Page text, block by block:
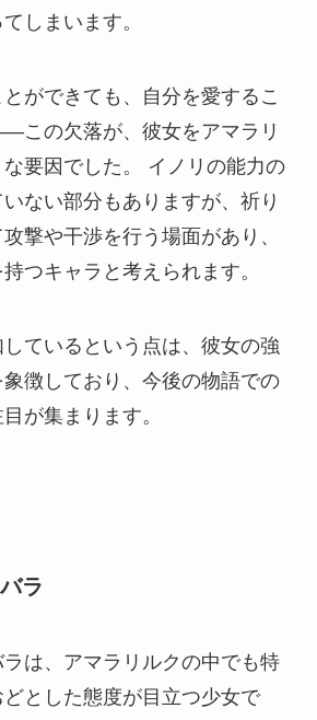
しまいます。
とができても、自分を愛するこ
この欠落が、彼女をアマラリ
要因でした。 イノリの能力の
ない部分もありますが、祈り
撃や干渉を行う場面があり、
つキャラと考えられます。
ているという点は、彼女の強
徴しており、今後の物語での
が集まります。
ラ
は、アマラリルクの中でも特
とした態度が目立つ少女で